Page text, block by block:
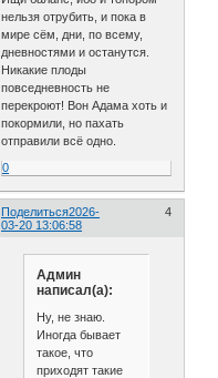
нельзя отрубить, и пока в
мире сём, дни, по всему,
дневностями и останутся.
Никакие плоды
повседневность не
перекроют! Вон Адама хоть и
покормили, но пахать
отправили всё одно.
0
Поделиться 4
2026-
03-20 13:06:58
Админ
написал(а):
Ну, не знаю.
Иногда бывает
такое, что
приходят такие